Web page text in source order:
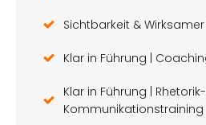
Sichtbarkeit &
Klar in Führung |
Klar in Führung |
Kommunikationstraining